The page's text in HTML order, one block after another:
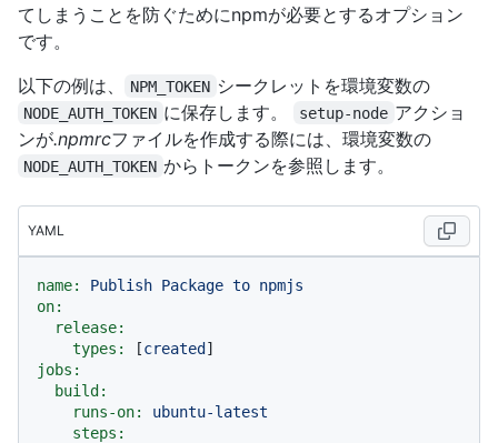
てしまうことを防ぐためにnpmが必要とするオプション
です。
以下の例は、
NPM_TOKEN シークレットを環境変数の
NODE_AUTH_TOKEN に保存します。 setup-node アクショ
ンが.npmrcファイルを作成する際には、環境変数の
NODE_AUTH_TOKEN からトークンを参照します。
YAML
name: Publish Package to npmjs
on:
release:
types:
[created
jobs:
build:
runs-on:
ubuntu-latest
steps: